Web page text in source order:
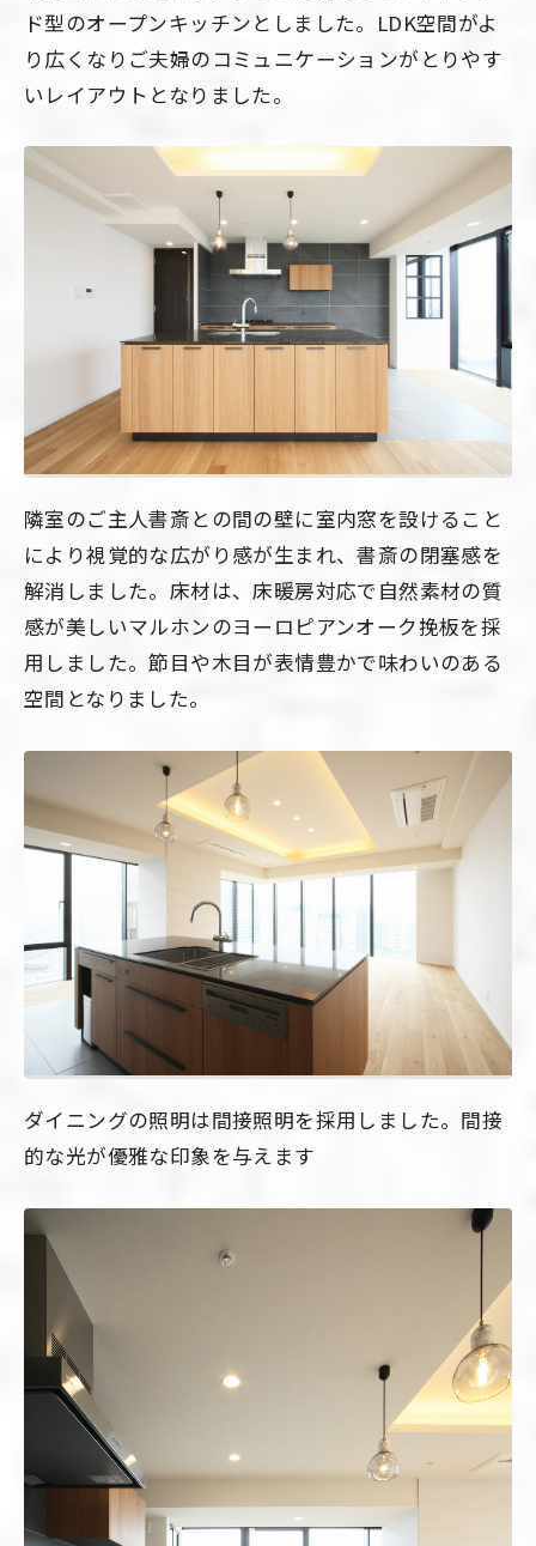
ド型のオープンキッチンとしました。LDK空間がよ
り広くなりご夫婦のコミュニケーションがとりやす
いレイアウトとなりました。
隣室のご主人書斎との間の壁に室内窓を設けること
により視覚的な広がり感が生まれ、書斎の閉塞感を
解消しました。床材は、床暖房対応で自然素材の質
感が美しいマルホンのヨーロピアンオーク挽板を採
用しました。節目や木目が表情豊かで味わいのある
空間となりました。
ダイニングの照明は間接照明を採用しました。間接
的な光が優雅な印象を与えます